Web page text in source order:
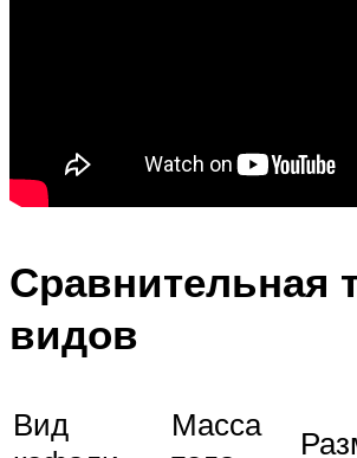
Сравнительная
видов
Вид
Масса